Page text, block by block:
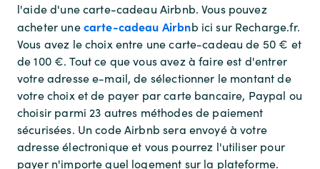
l'aide d'une carte-cadeau Airbnb. Vous pouvez
acheter unecarte-cadeau Airbnb ici sur Recharge.fr.
Vous avez le choix entre une carte-cadeau de 50 € et
de 100 €. Tout ce que vous avez à faire est d'entrer
votre adresse e-mail, de sélectionner le montant de
votre choix et de payer par carte bancaire, Paypal ou
choisir parmi 23 autres méthodes de paiement
sécurisées. Un code Airbnb sera envoyé à votre
adresse électronique et vous pourrez l'utiliser pour
payer n'importe quel logement sur la plateforme.